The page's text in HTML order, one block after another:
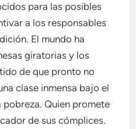
para las posibles
a los responsables
El mundo ha
giratorias y los
de que pronto no
clase inmensa bajo el
Quien promete
de sus cómplices.